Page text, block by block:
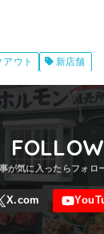
アウト 新店舗
FOLLOW